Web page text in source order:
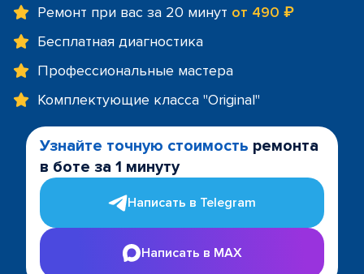
Ремонт при вас за 20 минут от 490 ₽
Бесплатная диагностика
Профессиональные мастера
Комплектующие класса "Original"
Узнайте точную стоимость ремонта
в боте за 1 минуту
Написать в Telegram
Написать в MAX